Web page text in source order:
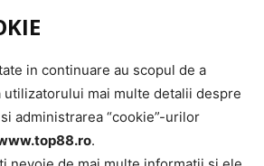
in continuare au scopul de a
utilizatorului mai multe detalii despre
administrarea “cookie”-urilor
.